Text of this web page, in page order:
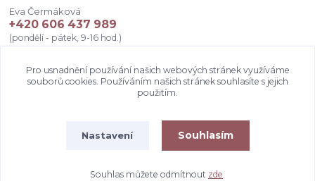
Eva Čermáková
+420 606 437 989
(pondělí - pátek, 9-16 hod.)
info@atelierceva.cz
Pro usnadnění používání našich webových stránek využíváme
souborů cookies. Používáním našich stránek souhlasíte s jejich
použitím.
Nastavení Souhlasím
Souhlas můžete odmítnout zde